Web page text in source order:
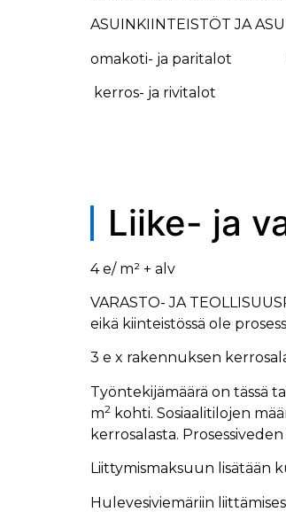
ASUINKIINTEISTÖT JA
omakoti- ja paritalot 6
kerros- ja rivitalot 5
Liike- ja
4 e/ m² + alv
VARASTO- JA
eikä kiinteistössä ole
3 e x rakennuksen
Työntekijämäärä on tässä
m2 kohti. Sosiaalitilojen
kerrosalasta.
Liittymismaksuun lisätään
Hulevesiviemäriin